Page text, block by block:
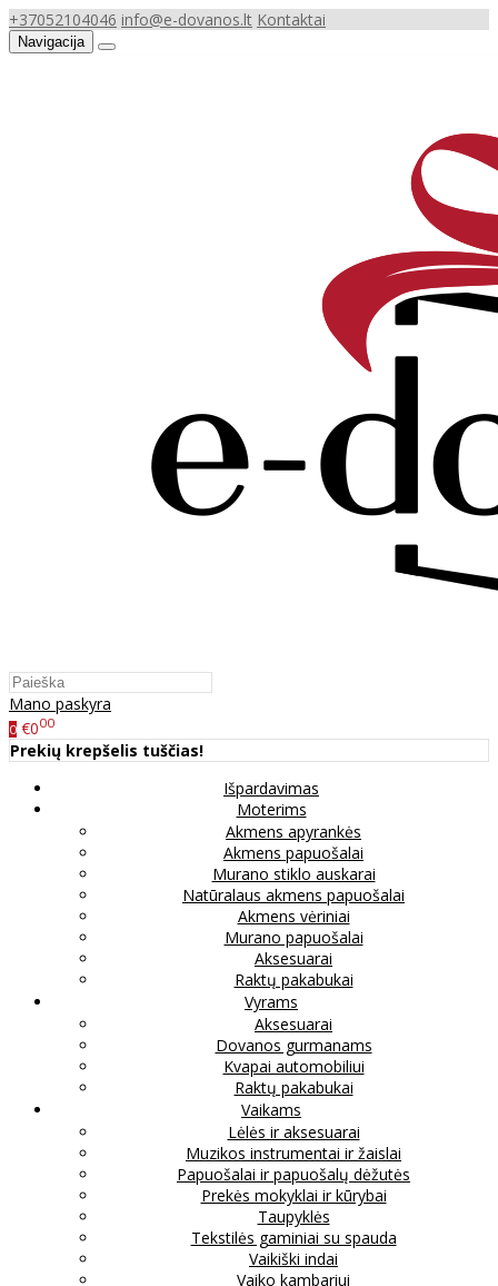
+37052104046 info@e-dovanos.lt Kontaktai
Navigacija
Mano paskyra
0 €000
Prekių krepšelis tuščias!
Išpardavimas
Moterims
Akmens apyrankės
Akmens papuošalai
Murano stiklo auskarai
Natūralaus akmens papuošalai
Akmens vėriniai
Murano papuošalai
Aksesuarai
Raktų pakabukai
Vyrams
Aksesuarai
Dovanos gurmanams
Kvapai automobiliui
Raktų pakabukai
Vaikams
Lėlės ir aksesuarai
Muzikos instrumentai ir žaislai
Papuošalai ir papuošalų dėžutės
Prekės mokyklai ir kūrybai
Taupyklės
Tekstilės gaminiai su spauda
Vaikiški indai
Vaiko kambariui